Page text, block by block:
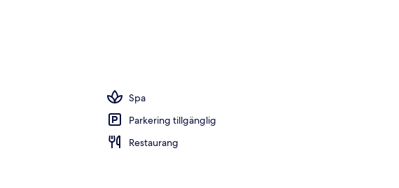
Spa
Parkering tillgänglig
Restaurang